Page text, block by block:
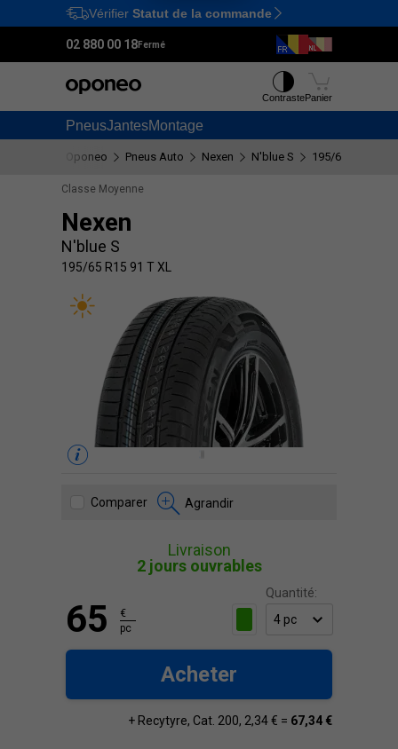
Ctrl M
Vérifier Statut de la commande
02 880 00 18Fermé
PneusJantesMontage
ContrastePanier
Oponeo Pneus Auto Nexen N'blue S 195/65 R15 91 T
Classe Moyenne
Nexen
N'blue S
195/65 R15 91 T XL
Comparer Agrandir
Livraison
2 jours ouvrables
Quantité:
65
€
pc
Acheter
+ Recytyre, Cat. 200, 2,34 € = 67,34 €